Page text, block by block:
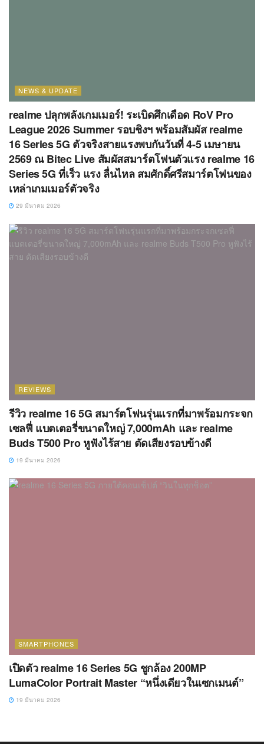
NEWS & UPDATE
realme ปลุกพลังเกมเมอร์! ระเบิดศึกเดือด RoV Pro
League 2026 Summer รอบชิงฯ พร้อมสัมผัส realme
16 Series 5G ตัวจริงสายแรงพบกันวันที่ 4-5 เมษายน
2569 ณ Bitec Live สัมผัสสมาร์ตโฟนตัวแรง realme 16
Series 5G ที่เร็ว แรง ลื่นไหล สมศักดิ์ศรีสมาร์ตโฟนของ
เหล่าเกมเมอร์ตัวจริง
29 มีนาคม 2026
REVIEWS
รีวิว realme 16 5G สมาร์ตโฟนรุ่นแรกที่มาพร้อมกระจก
เซลฟี่ แบตเตอรี่ขนาดใหญ่ 7,000mAh และ realme
Buds T500 Pro หูฟังไร้สาย ตัดเสียงรอบข้างดี
19 มีนาคม 2026
SMARTPHONES
เปิดตัว realme 16 Series 5G ชูกล้อง 200MP
LumaColor Portrait Master “หนึ่งเดียวในเซกเมนต์”
19 มีนาคม 2026